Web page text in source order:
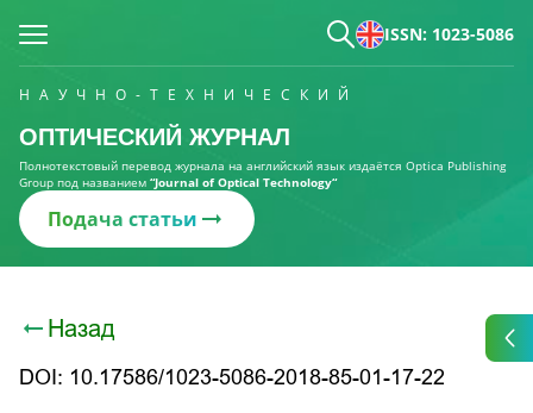
ISSN: 1023-5086
НАУЧНО-ТЕХНИЧЕСКИЙ
ОПТИЧЕСКИЙ ЖУРНАЛ
Полнотекстовый перевод журнала на английский язык издаётся Optica Publishing
Group под названием “Journal of Optical Technology“
Подача статьи
Назад
DOI: 10.17586/1023-5086-2018-85-01-17-22